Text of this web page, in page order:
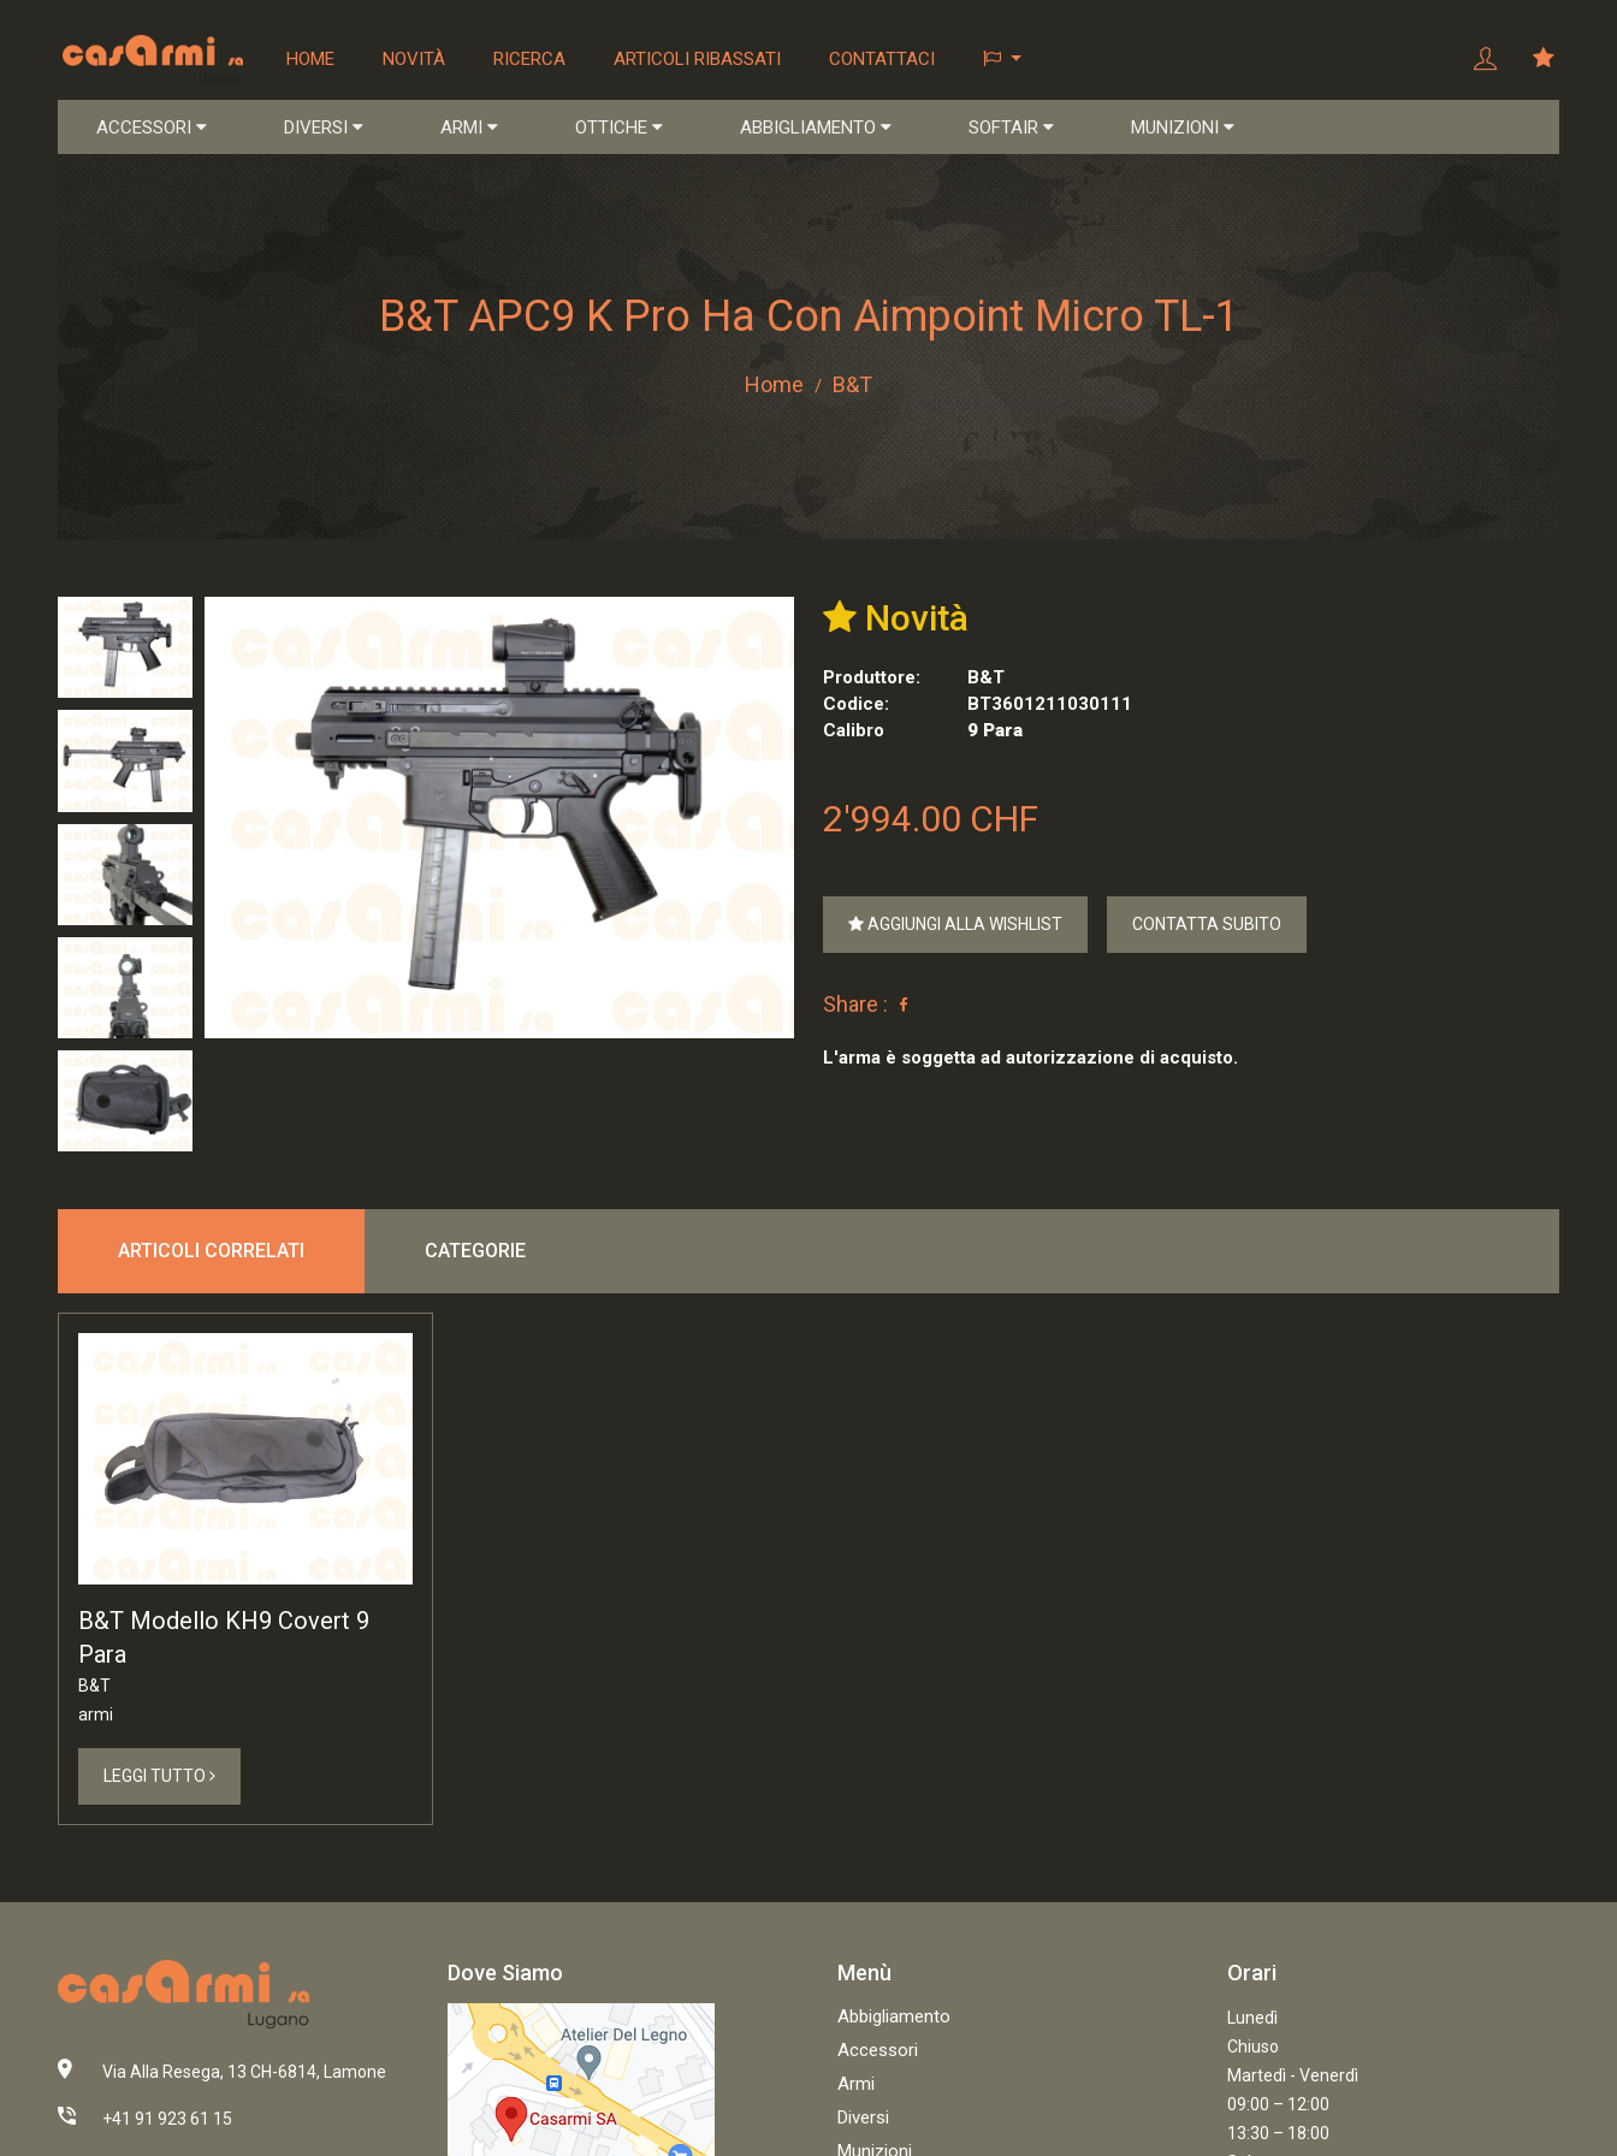
HOME NOVITÀ RICERCA ARTICOLI RIBASSATI CONTATTACI
ACCESSORI DIVERSI ARMI OTTICHE ABBIGLIAMENTO SOFTAIR MUNIZIONI
B&T APC9 K Pro Ha Con Aimpoint Micro TL-1
Home / B&T
Novità
Produttore:
B&T
Codice:
BT3601211030111
Calibro
9 Para
2'994.00 CHF
AGGIUNGI ALLA WISHLIST CONTATTA SUBITO
Share :
L'arma è soggetta ad autorizzazione di acquisto.
ARTICOLI CORRELATI CATEGORIE
B&T Modello KH9 Covert 9
Para
B&T
armi
LEGGI TUTTO
Via Alla Resega, 13 CH-6814, Lamone
+41 91 923 61 15
Dove Siamo Menù
Abbigliamento
Accessori
Armi
Diversi
Munizioni
Orari
Lunedì
Chiuso
Martedì - Venerdì
09:00 – 12:00
13:30 – 18:00